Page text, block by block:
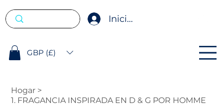
Iniciar sesión
GBP (£)
Hogar >
1. FRAGANCIA INSPIRADA EN D & G POR HOMME